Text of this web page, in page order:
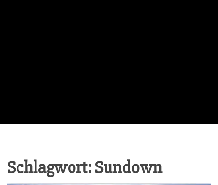
Schlagwort:Sundown